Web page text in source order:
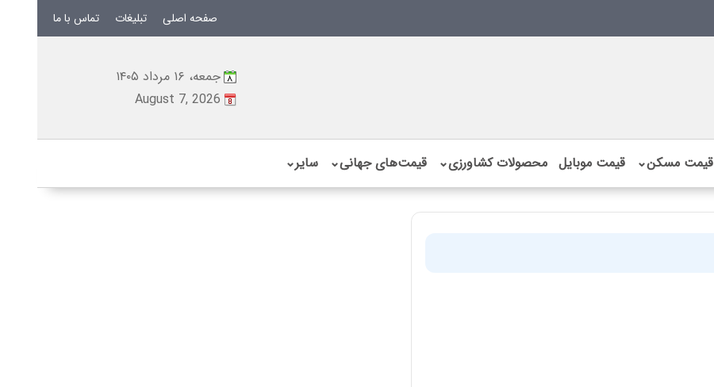
صفحه اصلی تبلیغات تماس با ما
جمعه، ۱۶ مرداد ۱۴۰۵
August 7, 2026
قیمت مسکن⌄ قیمت موبایل محصولات کشاورزی⌄ قیمت‌های جهانی⌄ سایر⌄